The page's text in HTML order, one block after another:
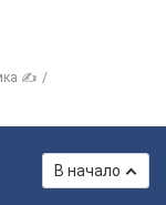
✍
В начало